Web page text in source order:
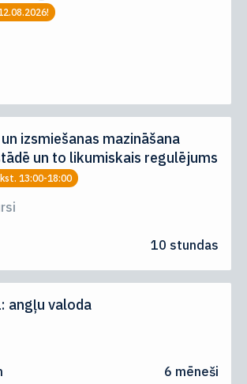
izsmiešanas mazināšana
un to likumiskais regulējums
13:00-18:00
10 stundas
angļu valoda
6 mēneši